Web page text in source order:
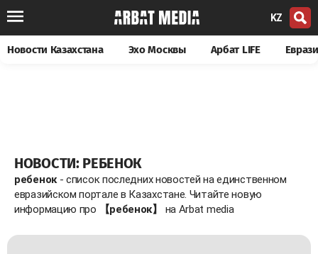
KZ
Новости Казахстана Эхо Москвы Арбат LIFE
НОВОСТИ: РЕБЕНОК
ребенок- список последних новостей на единственном
евразийском портале в Казахстане. Читайте новую
информацию про
【ребенок】 на Arbat media